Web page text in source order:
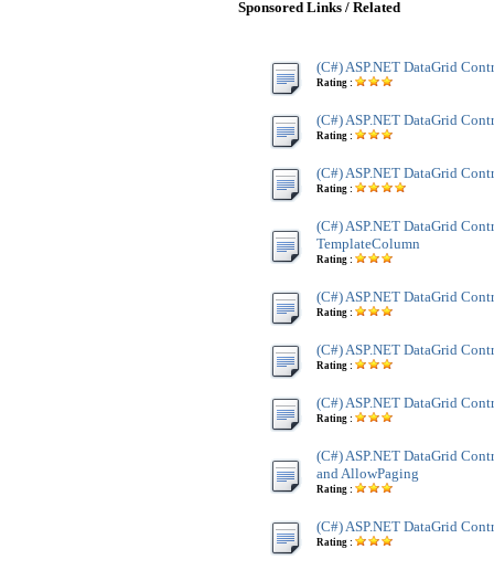
Sponsored Links / Related
(C#) ASP.NET DataGrid
Rating :
(C#) ASP.NET DataGrid
Rating :
(C#) ASP.NET DataGrid
Rating :
(C#) ASP.NET DataGrid
TemplateColumn
Rating :
(C#) ASP.NET DataGrid
Rating :
(C#) ASP.NET DataGrid
Rating :
(C#) ASP.NET DataGrid
Rating :
(C#) ASP.NET DataGrid
and AllowPaging
Rating :
(C#) ASP.NET DataGrid
Rating :